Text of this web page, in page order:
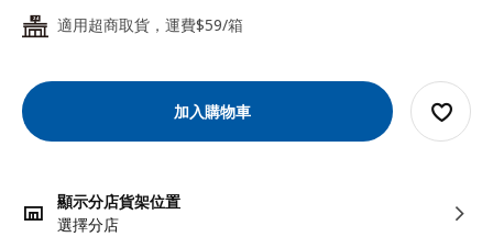
24 適用超商取貨，運費$59/箱
加入購物車
顯示分店貨架位置
選擇分店